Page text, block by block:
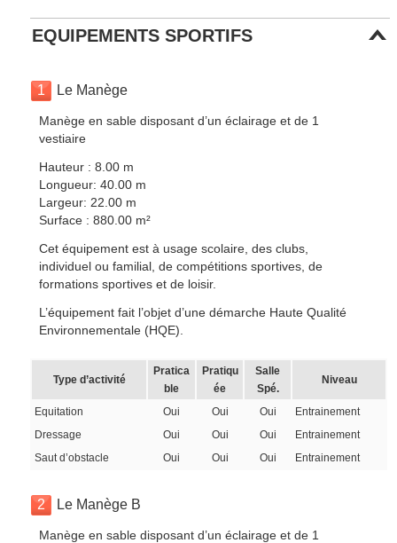
EQUIPEMENTS SPORTIFS
1 Le Manège
Manège en sable disposant d’un éclairage et de 1
vestiaire
Hauteur : 8.00 m
Longueur: 40.00 m
Largeur: 22.00 m
Surface : 880.00 m²
Cet équipement est à usage scolaire, des clubs,
individuel ou familial, de compétitions sportives, de
formations sportives et de loisir.
L’équipement fait l’objet d’une démarche Haute Qualité
Environnementale (HQE).
Type d’activité
Pratica
ble
Pratiqu
ée
Salle
Spé.
Niveau
Equitation Oui Oui Oui
Entrainement
Dressage
Oui Oui Oui
Entrainement
Saut d’obstacle
Oui Oui Oui Entrainement
2 Le Manège B
Manège en sable disposant d’un éclairage et de 1